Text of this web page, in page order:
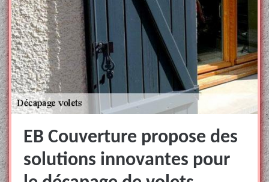
EB Couverture propose des
solutions innovantes pour